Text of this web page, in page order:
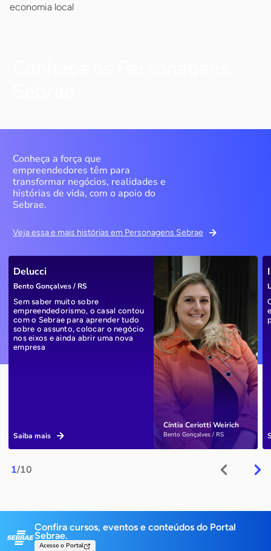
economia local
Conheça a força que
empreendedores têm para
transformar negócios, realidades e
histórias de vida, com o apoio do
Sebrae.
Veja essa e mais histórias em Personagens Sebrae
1/10
Cíntia Ceriotti Weirich
Bento Gonçalves / RS
Delucci
Bento Gonçalves / RS
Sem saber muito sobre
empreendedorismo, o casal contou
com o Sebrae para aprender tudo
sobre o assunto, colocar o negócio
nos eixos e ainda abrir uma nova
empresa
Saiba mais
Confira cursos, eventos e conteúdos do Portal
Sebrae.
Acesse o Portal